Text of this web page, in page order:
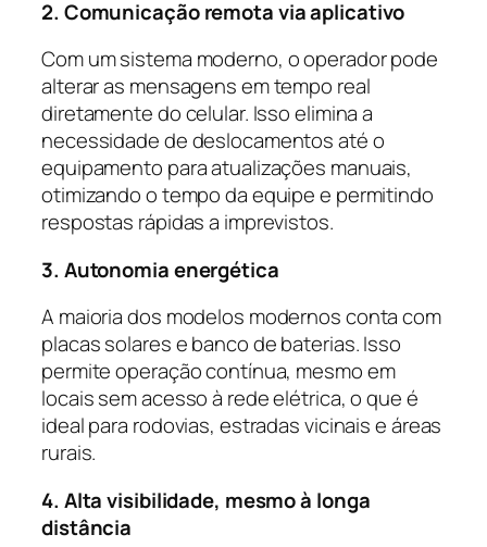
2. Comunicação remota via aplicativo
Com um sistema moderno, o operador pode
alterar as mensagens em tempo real
diretamente do celular. Isso elimina a
necessidade de deslocamentos até o
equipamento para atualizações manuais,
otimizando o tempo da equipe e permitindo
respostas rápidas a imprevistos.
3. Autonomia energética
A maioria dos modelos modernos conta com
placas solares e banco de baterias. Isso
permite operação contínua, mesmo em
locais sem acesso à rede elétrica, o que é
ideal para rodovias, estradas vicinais e áreas
rurais.
4. Alta visibilidade, mesmo à longa
distância